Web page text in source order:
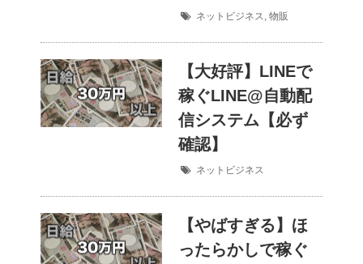
ネットビジネス, 物販
【大好評】LINEで
稼ぐLINE@自動配
信システム【必ず
確認】
ネットビジネス
【やばすぎる】ほ
ったらかしで稼ぐ